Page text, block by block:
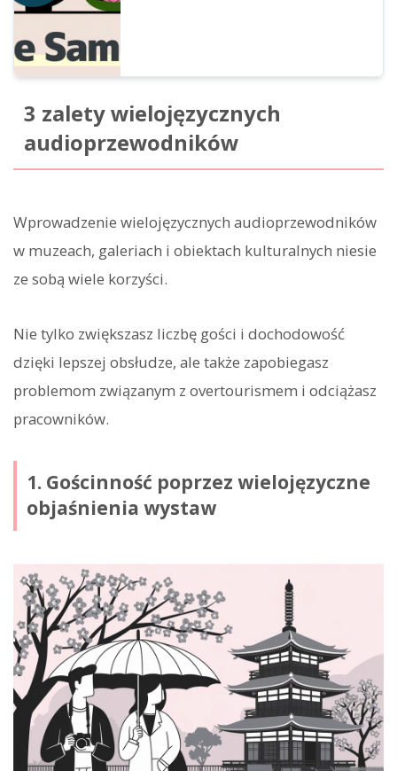
3 zalety wielojęzycznych
audioprzewodników
Wprowadzenie wielojęzycznych audioprzewodników
w muzeach, galeriach i obiektach kulturalnych niesie
ze sobą wiele korzyści.
Nie tylko zwiększasz liczbę gości i dochodowość
dzięki lepszej obsłudze, ale także zapobiegasz
problemom związanym z overtourismem i odciążasz
pracowników.
1. Gościnność poprzez wielojęzyczne
objaśnienia wystaw